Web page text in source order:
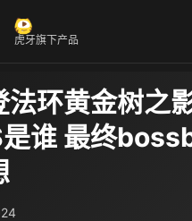
虎牙旗下产品
法环黄金树之
谁 最终